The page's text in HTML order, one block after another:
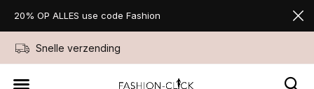
Snelle verzending
20% OP ALLES use code Fashion